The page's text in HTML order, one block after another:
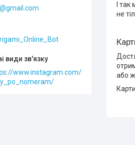
І
не
або
www.instagram.com/